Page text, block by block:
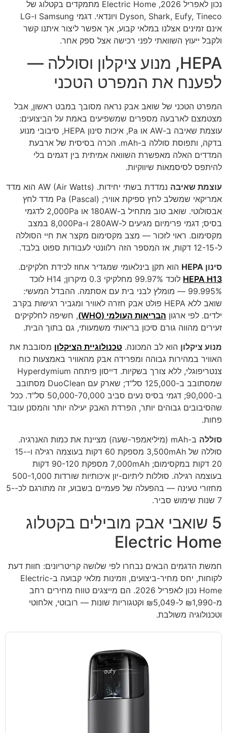
נכון לאפריל 2026, Electric Home מתמקדים בקטלוג של
Dyson, Shark, Eufy, Tineco ויונדאי. דגמי Samsung ו-LG
אינם זמינים אצלנו במלאי קבוע, אך אפשר ליצור איתנו קשר
ולקבל ייעוץ השוואתי לפני רכישה אצל ספק אחר.
HEPA, מנוע ציקלון וסוללה —
לפענח את המפרט הטכני
המפרט הטכני של שואב אבק נראה מסובך במבט ראשון, אבל
מצטמצם לארבעה מספרים שמשפיעים באמת על הביצועים:
עוצמת שאיבה ב-AW או Pa, איכות סינון HEPA, סיבובי מנוע
בדקה, ותפוסת סוללה ב-mAh. הכרה בסיסית של ארבעת
המדדים האלה מאפשרת השוואה אמיתית בין דגמים בלי
להיתפס לסיסמאות שיווקיות.
עוצמת שאיבה
נמדדת בשתי יחידות. AW (Air Watts) הוא מדד
אמריקאי שמשלב לחץ ספיקת אוויר; Pa (Pascal) מדד לחץ
אבסולוטי. שואב טוב מתחיל ב-180AW או 2,000Pa לדגמי
בסיס; דגמי פרימיום מגיעים ל-280AW ו-8,000Pa במצב
מקסימום. ראוי לזכור — מצב מקסימום מקצר את חיי הסוללה
ל-12-15 דקות, אז המספר הזה רלוונטי לעבודות ספוט בלבד.
סינון HEPA
הוא תקן בינלאומי שמגדיר אחוז לכידת חלקיקים.
HEPA H13
לוכד 99.97% מחלקיקי 0.3 מיקרון; H14 לוכד
99.995% — מומלץ לבני בית עם אסתמה. ההבדל המעשי:
שואב ללא HEPA פולט אבק חזרה לאוויר ומגביר רגישות בקרב
ילדים. לפי ארגון הבריאות העולמי (WHO)
, חשיפה לחלקיקים
זעירים מהווה גורם סיכון בריאותי משמעותי, גם בתוך הבית.
מנוע ציקלון הוא לב המכונה. טכנולוגיית הציקלון מסובבת את
האוויר במהירות גבוהה ומפרידה אבק מהאוויר באמצעות כוח
צנטריפוגלי, ללא צורך בשקיות. דייסון פיתחה Hyperdymium
שמסתובב ב-125,000 סל"ד; שארק עם DuoClean מסתובב
ב-90,000; דגמי בסיס נעים סביב 50,000-70,000 סל"ד. ככל
שהסיבובים גבוהים יותר, הפרדת האבק יעילה יותר והמסנן עובד
פחות.
סוללה
ב-mAh (מיליאמפר-שעה) מציינת את כמות האנרגיה.
סוללה של 3,500mAh מספקת 60 דקות בעוצמה רגילה ו-15-
20 דקות במקסימום; 7,000mAh מספקת 90-120 דקות
בעוצמה רגילה. סוללות ליתיום-יון איכותיות שורדות 500-1,000
מחזורי טעינה — בהפעלה של פעמיים בשבוע, זה מתורגם לכ-5-
7 שנות שימוש סביר.
5 שואבי אבק מובילים בקטלוג
Electric Home
חמשת הדגמים הבאים נבחרו לפי שלושה קריטריונים: חוות דעת
לקוחות, יחס מחיר-ביצועים, וזמינות מלאי קבועה ב-Electric
Home נכון לאפריל 2026. הם מייצגים טווח מחירים רחב
מ-₪1,990 ל-₪5,049 וקטגוריות שונות — רובוטי, אלחוטי
וטכנולוגיה משולבת.